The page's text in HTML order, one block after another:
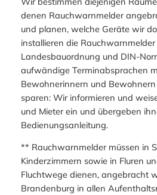
denen Rauchwarnmelder
und planen, welche Geräte wir
installieren die
Landesbauordnung und DIN-
aufwändige Terminabsprachen
Bewohnerinnern und Bewohnern
sparen: Wir informieren und
und Mieter ein und übergeben
Bedienungsanleitung.
​** Rauchwarnmelder müssen in
Kinderzimmern sowie in Fluren
Fluchtwege dienen, angebracht
Brandenburg in allen